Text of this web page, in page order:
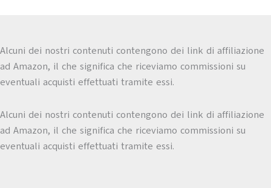
Alcuni dei nostri contenuti contengono dei link di affiliazione
ad Amazon, il che significa che riceviamo commissioni su
eventuali acquisti effettuati tramite essi.
Alcuni dei nostri contenuti contengono dei link di affiliazione
ad Amazon, il che significa che riceviamo commissioni su
eventuali acquisti effettuati tramite essi.